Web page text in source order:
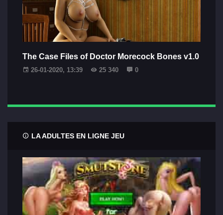
The Case Files of Doctor Morecock Bones v1.0
26-01-2020, 13:39 25 340 0
LA ADULTES EN LIGNE JEU